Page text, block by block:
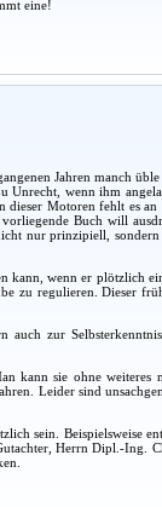
eine!
Jahren manch
wenn ihm
Motoren fehlt es
Buch will
nur prinzipiell,
kann, wenn er plötzlich
zu regulieren. Dieser
zur
kann sie ohne weiteres
Leider sind
sein. Beispielsweise
Herrn Dipl.-